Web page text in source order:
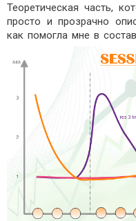
Теоретическая часть,
просто и прозрачно
как помогла мне в